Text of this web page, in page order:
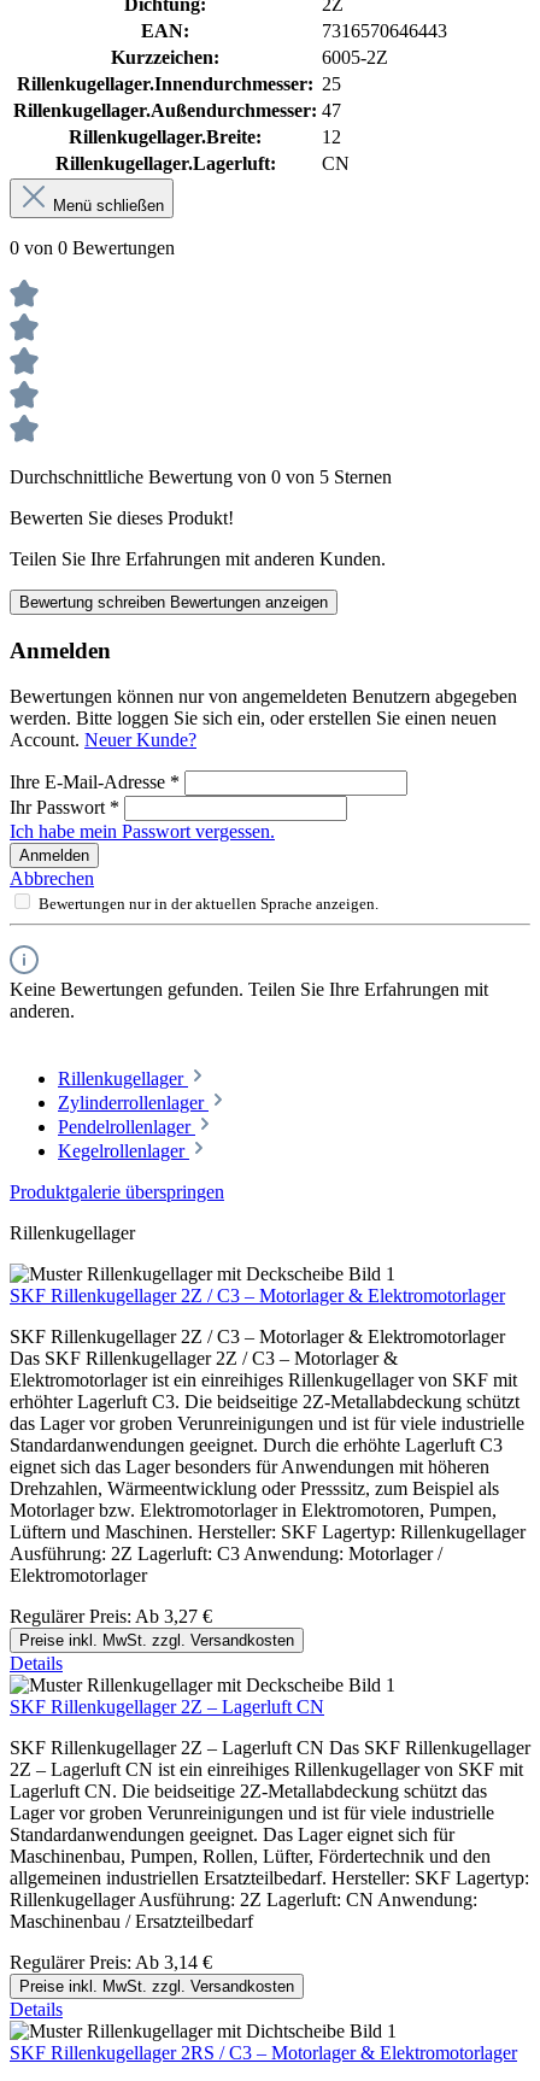
Dichtung:
2Z
EAN:
7316570646443
Kurzzeichen:
6005-2Z
Rillenkugellager.Innendurchmesser: 25
Rillenkugellager.Außendurchmesser: 47
Rillenkugellager.Breite:
12
Rillenkugellager.Lagerluft:
CN
Menü schließen
0 von 0 Bewertungen
Durchschnittliche Bewertung von 0 von 5 Sternen
Bewerten Sie dieses Produkt!
Teilen Sie Ihre Erfahrungen mit anderen Kunden.
Bewertung schreiben Bewertungen anzeigen
Anmelden
Bewertungen können nur von angemeldeten Benutzern abgegeben
werden. Bitte loggen Sie sich ein, oder erstellen Sie einen neuen
Account. Neuer Kunde?
Ihre E-Mail-Adresse *
Ihr Passwort *
Ich habe mein Passwort vergessen.
Anmelden
Abbrechen
Bewertungen nur in der aktuellen Sprache anzeigen.
Keine Bewertungen gefunden. Teilen Sie Ihre Erfahrungen mit
anderen.
Rillenkugellager
Zylinderrollenlager
Pendelrollenlager
Kegelrollenlager
Produktgalerie überspringen
Rillenkugellager
SKF Rillenkugellager 2Z / C3 – Motorlager & Elektromotorlager
SKF Rillenkugellager 2Z / C3 – Motorlager & Elektromotorlager
Das SKF Rillenkugellager 2Z / C3 – Motorlager &
Elektromotorlager ist ein einreihiges Rillenkugellager von SKF mit
erhöhter Lagerluft C3. Die beidseitige 2Z-Metallabdeckung schützt
das Lager vor groben Verunreinigungen und ist für viele industrielle
Standardanwendungen geeignet. Durch die erhöhte Lagerluft C3
eignet sich das Lager besonders für Anwendungen mit höheren
Drehzahlen, Wärmeentwicklung oder Presssitz, zum Beispiel als
Motorlager bzw. Elektromotorlager in Elektromotoren, Pumpen,
Lüftern und Maschinen. Hersteller: SKF Lagertyp: Rillenkugellager
Ausführung: 2Z Lagerluft: C3 Anwendung: Motorlager /
Elektromotorlager
Regulärer Preis: Ab 3,27 €
Preise inkl. MwSt. zzgl. Versandkosten
Details
SKF Rillenkugellager 2Z – Lagerluft CN
SKF Rillenkugellager 2Z – Lagerluft CN Das SKF Rillenkugellager
2Z – Lagerluft CN ist ein einreihiges Rillenkugellager von SKF mit
Lagerluft CN. Die beidseitige 2Z-Metallabdeckung schützt das
Lager vor groben Verunreinigungen und ist für viele industrielle
Standardanwendungen geeignet. Das Lager eignet sich für
Maschinenbau, Pumpen, Rollen, Lüfter, Fördertechnik und den
allgemeinen industriellen Ersatzteilbedarf. Hersteller: SKF Lagertyp:
Rillenkugellager Ausführung: 2Z Lagerluft: CN Anwendung:
Maschinenbau / Ersatzteilbedarf
Regulärer Preis: Ab 3,14 €
Preise inkl. MwSt. zzgl. Versandkosten
Details
SKF Rillenkugellager 2RS / C3 – Motorlager & Elektromotorlager